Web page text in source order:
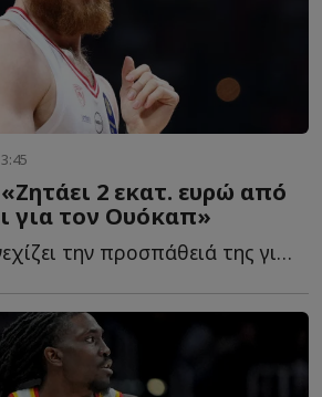
2 εκατ. ευρώ από
για τον Ουόκαπ»
Η Ντουμπάι συνεχίζει την προσπάθειά της για την απόκτηση τ...